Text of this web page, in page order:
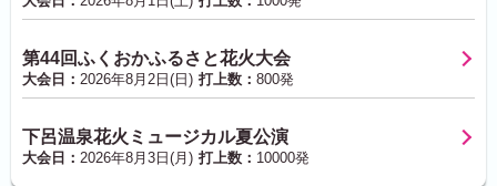
第44回ふくおかふるさと花火大会
大会日： 2026年8月2日(日) 打上数： 800発
下呂温泉花火ミュージカル夏公演
大会日： 2026年8月3日(月) 打上数： 10000発